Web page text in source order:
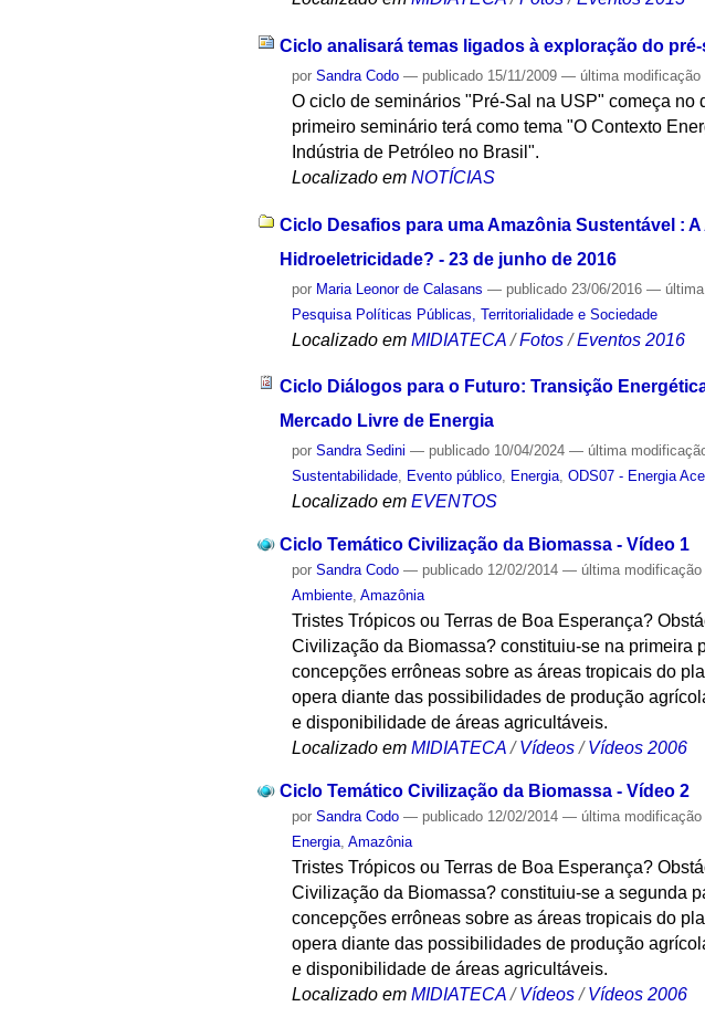
Ciclo analisará temas ligados à exploração do pré-
porSandra Codo — publicado 15/11/2009— última modificação
O ciclo de seminários "Pré-Sal na USP" começa no
primeiro seminário terá como tema "O Contexto
Indústria de Petróleo no Brasil".
Localizado em NOTÍCIAS
Ciclo Desafios para uma Amazônia Sustentável :
Hidroeletricidade? - 23 de junho de 2016
por Maria Leonor de Calasans — publicado 23/06/2016—
Pesquisa Políticas Públicas, Territorialidade e Sociedade
Localizado em MIDIATECA /Fotos /Eventos 2016
Ciclo Diálogos para o Futuro: Transição
Mercado Livre de Energia
porSandra Sedini — publicado 10/04/2024— última
Sustentabilidade, Evento público, Energia,ODS07 - Energia
Localizado em EVENTOS
Ciclo Temático Civilização da Biomassa - Vídeo 1
porSandra Codo — publicado 12/02/2014— última modificação
Ambiente ,Amazônia
Tristes Trópicos ou Terras de Boa Esperança?
Civilização da Biomassa? constituiu-se na primeira
concepções errôneas sobre as áreas tropicais do
opera diante das possibilidades de produção
e disponibilidade de áreas agricultáveis.
Localizado em MIDIATECA /Vídeos /Vídeos 2006
Ciclo Temático Civilização da Biomassa - Vídeo 2
porSandra Codo — publicado 12/02/2014— última modificação
Energia ,Amazônia
Tristes Trópicos ou Terras de Boa Esperança?
Civilização da Biomassa? constituiu-se a segunda
concepções errôneas sobre as áreas tropicais do
opera diante das possibilidades de produção
e disponibilidade de áreas agricultáveis.
Localizado em MIDIATECA /Vídeos /Vídeos 2006